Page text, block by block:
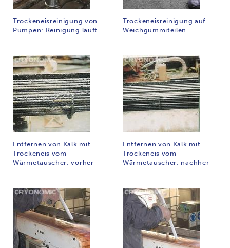
Trockeneisreinigung von
Pumpen: Reinigung läuft...
Trockeneisreinigung auf
Weichgummiteilen
Entfernen von Kalk mit
Trockeneis vom
Wärmetauscher: vorher
Entfernen von Kalk mit
Trockeneis vom
Wärmetauscher: nachher